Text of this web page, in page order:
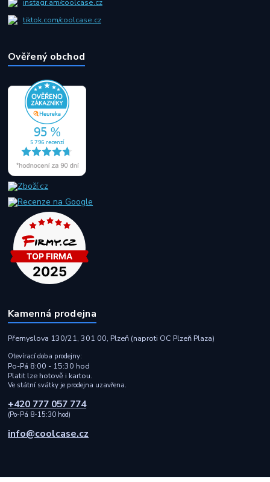
instagr.am/coolcase.cz
tiktok.com/coolcase.cz
Ověřený obchod
Kamenná prodejna
Přemyslova 130/21, 301 00, Plzeň (naproti OC Plzeň Plaza)
Otevírací doba prodejny:
Po-Pá 8:00 - 15:30 hod
Platit lze hotově i kartou.
Ve státní svátky je prodejna uzavřena.
+420 777 057 774
(Po-Pá 8-15:30 hod)
info@coolcase.cz